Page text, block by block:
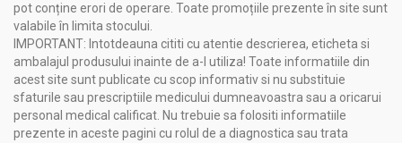
pot conține erori de operare. Toate promoțiile prezente în site sunt
valabile în limita stocului.
IMPORTANT: Intotdeauna cititi cu atentie descrierea, eticheta si
ambalajul produsului inainte de a-l utiliza! Toate informatiile din
acest site sunt publicate cu scop informativ si nu substituie
sfaturile sau prescriptiile medicului dumneavoastra sau a oricarui
personal medical calificat. Nu trebuie sa folositi informatiile
prezente in aceste pagini cu rolul de a diagnostica sau trata